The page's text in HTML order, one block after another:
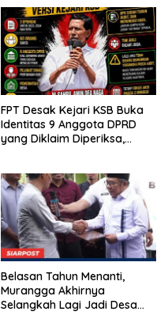
FPT Desak Kejari KSB Buka
Identitas 9 Anggota DPRD
yang Diklaim Diperiksa,
Belasan Tahun Menanti,
Murangga Akhirnya
Selangkah Lagi Jadi Desa